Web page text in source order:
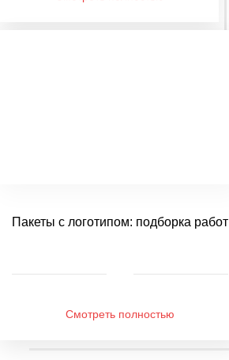
Пакеты с логотипом: подборка работ
Смотреть полностью